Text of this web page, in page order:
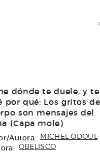
dónde te duele, y te
por qué: Los gritos
son mensajes del
(Capa mole)
Autora: MICHEL ODOUL
OBELISCO